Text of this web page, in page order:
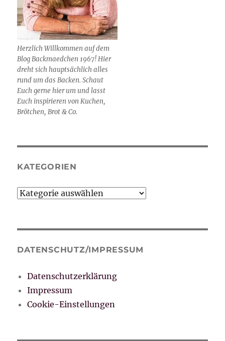
Herzlich Willkommen auf dem
Blog Backmaedchen 1967! Hier
dreht sich hauptsächlich alles
rund um das Backen. Schaut
Euch gerne hier um und lasst
Euch inspirieren von Kuchen,
Brötchen, Brot & Co.
KATEGORIEN
Kategorien
DATENSCHUTZ/IMPRESSUM
Datenschutzerklärung
Impressum
Cookie-Einstellungen